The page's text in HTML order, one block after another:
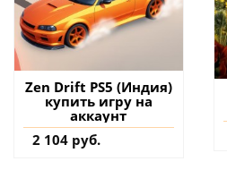
Zen Drift PS5 (Индия)
купить игру на
аккаунт
2 104 руб.